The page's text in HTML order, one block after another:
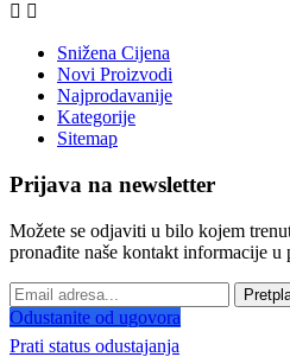
 
Snižena Cijena
Novi Proizvodi
Najprodavanije
Kategorije
Sitemap
Prijava na newsletter
Možete se odjaviti u bilo kojem
pronađite naše kontakt informacije u
Odustanite od ugovora
Prati status odustajanja